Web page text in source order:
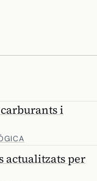
i
actualitzats per